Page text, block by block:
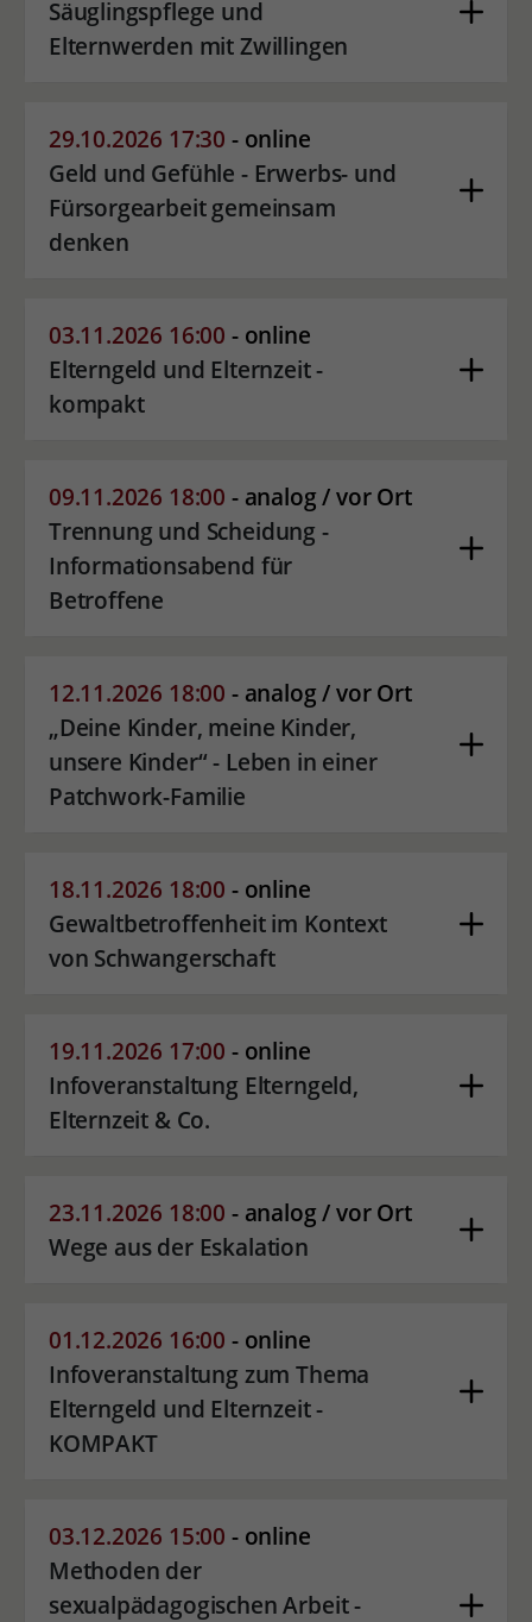
Säuglingspflege und
Elternwerden mit Zwillingen
29.10.2026 17:30 - online
Geld und Gefühle - Erwerbs- und
Fürsorgearbeit gemeinsam
denken
03.11.2026 16:00 - online
Elterngeld und Elternzeit -
kompakt
09.11.2026 18:00 - analog / vor Ort
Trennung und Scheidung -
Informationsabend für
Betroffene
12.11.2026 18:00 - analog / vor Ort
„Deine Kinder, meine Kinder,
unsere Kinder“ - Leben in einer
Patchwork-Familie
18.11.2026 18:00 - online
Gewaltbetroffenheit im Kontext
von Schwangerschaft
19.11.2026 17:00 - online
Infoveranstaltung Elterngeld,
Elternzeit & Co.
23.11.2026 18:00 - analog / vor Ort
Wege aus der Eskalation
01.12.2026 16:00 - online
Infoveranstaltung zum Thema
Elterngeld und Elternzeit -
KOMPAKT
03.12.2026 15:00 - online
Methoden der
sexualpädagogischen Arbeit -